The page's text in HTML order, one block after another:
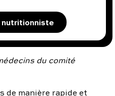
:
nutritionniste
du comité
de manière rapide et